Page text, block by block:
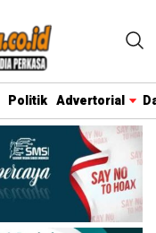
Politik Advertorial